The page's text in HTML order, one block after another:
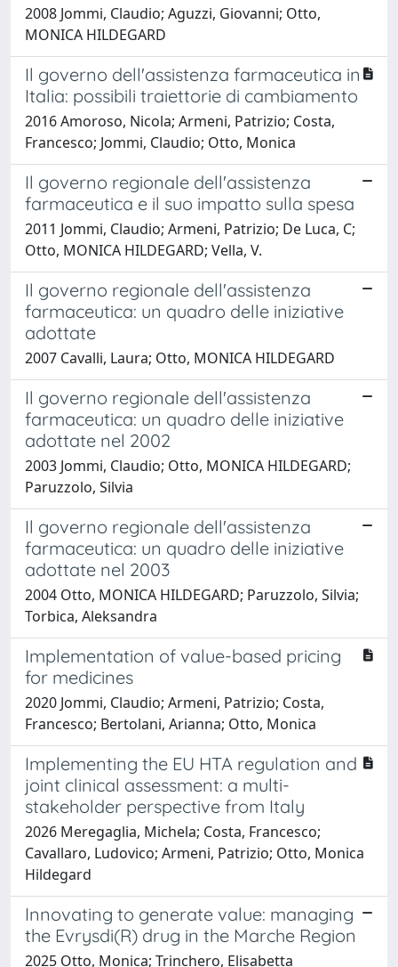
2008 Jommi, Claudio; Aguzzi, Giovanni; Otto,
MONICA HILDEGARD
Il governo dell'assistenza farmaceutica in
Italia: possibili traiettorie di cambiamento
2016 Amoroso, Nicola; Armeni, Patrizio; Costa,
Francesco; Jommi, Claudio; Otto, Monica
Il governo regionale dell'assistenza
farmaceutica e il suo impatto sulla spesa
2011 Jommi, Claudio; Armeni, Patrizio; De Luca, C;
Otto, MONICA HILDEGARD; Vella, V.
Il governo regionale dell'assistenza
farmaceutica: un quadro delle iniziative
adottate
2007 Cavalli, Laura; Otto, MONICA HILDEGARD
Il governo regionale dell'assistenza
farmaceutica: un quadro delle iniziative
adottate nel 2002
2003 Jommi, Claudio; Otto, MONICA HILDEGARD;
Paruzzolo, Silvia
Il governo regionale dell'assistenza
farmaceutica: un quadro delle iniziative
adottate nel 2003
2004 Otto, MONICA HILDEGARD; Paruzzolo, Silvia;
Torbica, Aleksandra
Implementation of value-based pricing
for medicines
2020 Jommi, Claudio; Armeni, Patrizio; Costa,
Francesco; Bertolani, Arianna; Otto, Monica
Implementing the EU HTA regulation and
joint clinical assessment: a multi-
stakeholder perspective from Italy
2026 Meregaglia, Michela; Costa, Francesco;
Cavallaro, Ludovico; Armeni, Patrizio; Otto, Monica
Hildegard
Innovating to generate value: managing
the Evrysdi(R) drug in the Marche Region
2025 Otto, Monica; Trinchero, Elisabetta